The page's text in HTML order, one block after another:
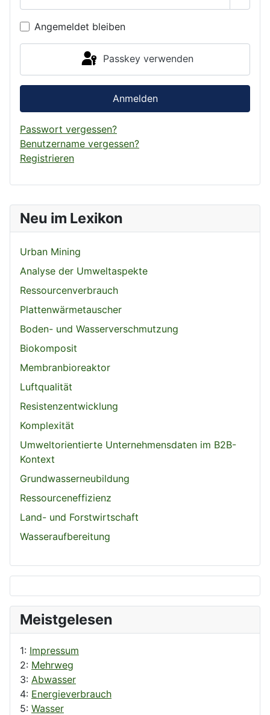
Neu im Lexikon
Urban Mining
Analyse der Umweltaspekte
Ressourcenverbrauch
Plattenwärmetauscher
Boden- und Wasserverschmutzung
Biokomposit
Membranbioreaktor
Luftqualität
Resistenzentwicklung
Komplexität
Umweltorientierte Unternehmensdaten im B2B-
Kontext
Grundwasserneubildung
Ressourceneffizienz
Land- und Forstwirtschaft
Wasseraufbereitung
Meistgelesen
1: Impressum
2: Mehrweg
3: Abwasser
4: Energieverbrauch
5: Wasser
Angemeldet bleiben
Passkey verwenden
Anmelden
Passwort vergessen?
Benutzername vergessen?
Registrieren